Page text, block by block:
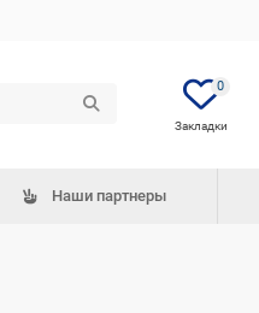
0
Наши партнеры